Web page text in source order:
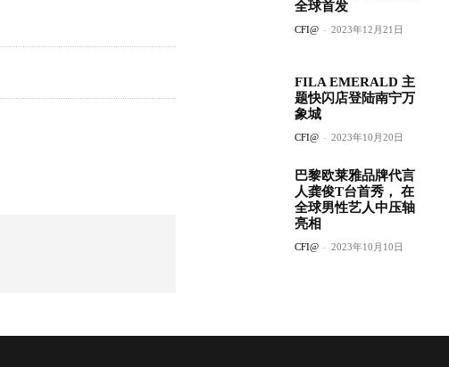
全球首发
CFI@ - 2023年12月21日
FILA EMERALD 主
题快闪店登陆南宁万
象城
CFI@ - 2023年10月20日
巴黎欧莱雅品牌代言
人龚俊T台首秀， 在
全球男性艺人中压轴
亮相
CFI@ - 2023年10月10日